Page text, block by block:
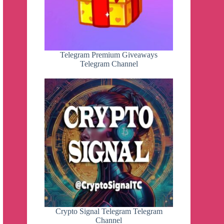
Telegram Premium Giveaways
Telegram Channel
Crypto Signal Telegram Telegram
Channel